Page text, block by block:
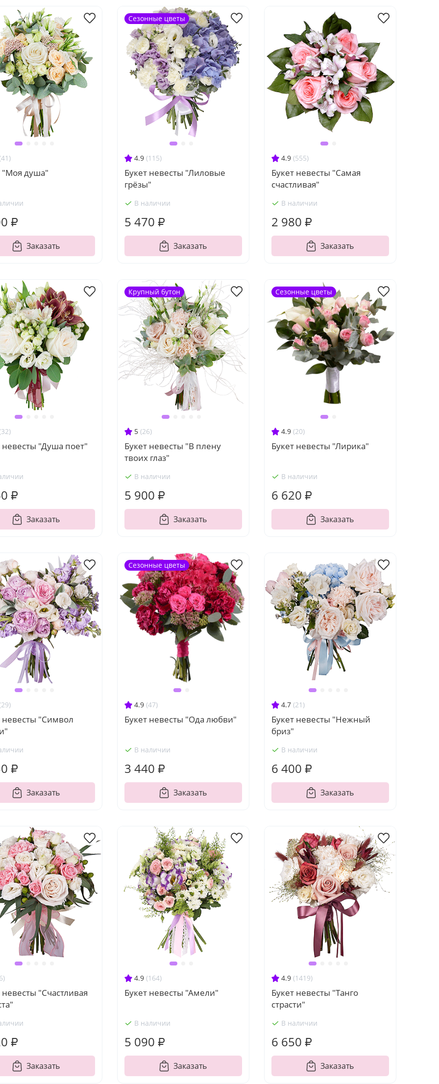
"Моя душа"
₽
Заказать
4.9 (115)
Букет невесты "Лиловые
грёзы"
В наличии
5 470 ₽
Заказать
Сезонные цветы
4.9 (555)
Букет невесты "Самая
счастливая"
В наличии
2 980 ₽
Заказать
невесты "Душа поет"
₽
Заказать
5 (26)
Букет невесты "В плену
твоих глаз"
В наличии
5 900 ₽
Заказать
Крупный бутон
4.9 (20)
Букет невесты "Лирика"
В наличии
6 620 ₽
Заказать
Сезонные цветы
невесты "Символ
₽
Заказать
4.9 (47)
Букет невесты "Ода любви"
В наличии
3 440 ₽
Заказать
Сезонные цветы
4.7 (21)
Букет невесты "Нежный
бриз"
В наличии
6 400 ₽
Заказать
невесты "Счастливая
₽
Заказать
4.9 (164)
Букет невесты "Амели"
В наличии
5 090 ₽
Заказать
4.9 (1419)
Букет невесты "Танго
страсти"
В наличии
6 650 ₽
Заказать